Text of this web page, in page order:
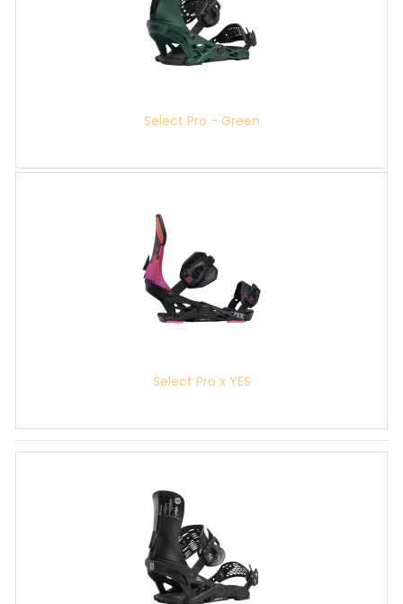
Select Pro - Green
Select Pro x YES